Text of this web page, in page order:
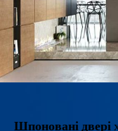
Шпоновані двері